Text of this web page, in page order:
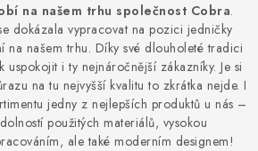
na našem trhu společnost Cobra.
dokázala vypracovat na pozici jedničky
na našem trhu. Díky své dlouholeté tradici
i ty nejnáročnější zákazníky. Je si
na tu nejvyšší kvalitu to zkrátka nejde. I
jedny z nejlepších produktů u nás –
použitých materiálů, vysokou
ale také moderním designem!